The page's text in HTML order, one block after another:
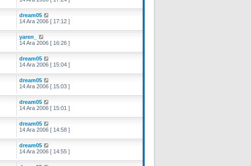
dream05
14 Ara 2006 [ 17:12 ]
yaren_
14 Ara 2006 [ 16:26 ]
dream05
14 Ara 2006 [ 15:04 ]
dream05
14 Ara 2006 [ 15:03 ]
dream05
14 Ara 2006 [ 15:01 ]
dream05
14 Ara 2006 [ 14:58 ]
dream05
14 Ara 2006 [ 14:55 ]